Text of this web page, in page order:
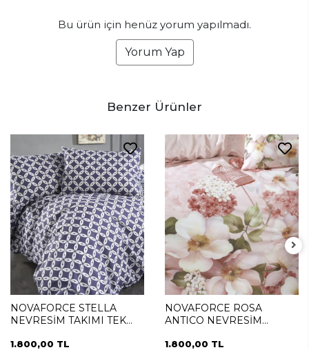
Bu ürün için henüz yorum yapılmadı.
Yorum Yap
Benzer Ürünler
NOVAFORCE STELLA
NEVRESİM TAKIMI TEK
1.800,00 TL
NOVAFORCE ROSA
ANTICO NEVRESİM
1.800,00 TL